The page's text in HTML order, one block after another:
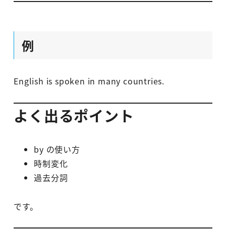
例
English is spoken in many countries.
よく出るポイント
by の使い方
時制変化
過去分詞
です。